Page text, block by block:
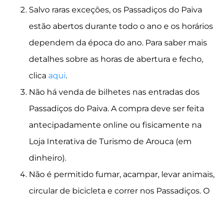
Salvo raras exceções, os Passadiços do Paiva
estão abertos durante todo o ano e os horários
dependem da época do ano. Para saber mais
detalhes sobre as horas de abertura e fecho,
clica aqui.
Não há venda de bilhetes nas entradas dos
Passadiços do Paiva. A compra deve ser feita
antecipadamente online ou fisicamente na
Loja Interativa de Turismo de Arouca (em
dinheiro).
Não é permitido fumar, acampar, levar animais,
circular de bicicleta e correr nos Passadiços. O